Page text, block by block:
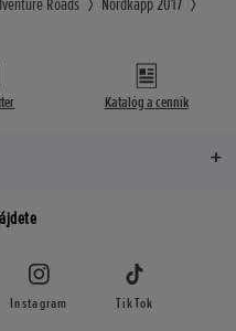
Roads
Nordkapp 2017
Katalóg a cenník
Instagram TikTok